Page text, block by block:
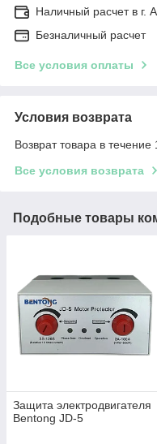
Наличный расчет в г.
Безналичный расчет
Все условия оплаты
Условия возврата
Возврат товара в
Все условия возврата
Подобные товары
Защита электродвигателя
Bentong JD-5